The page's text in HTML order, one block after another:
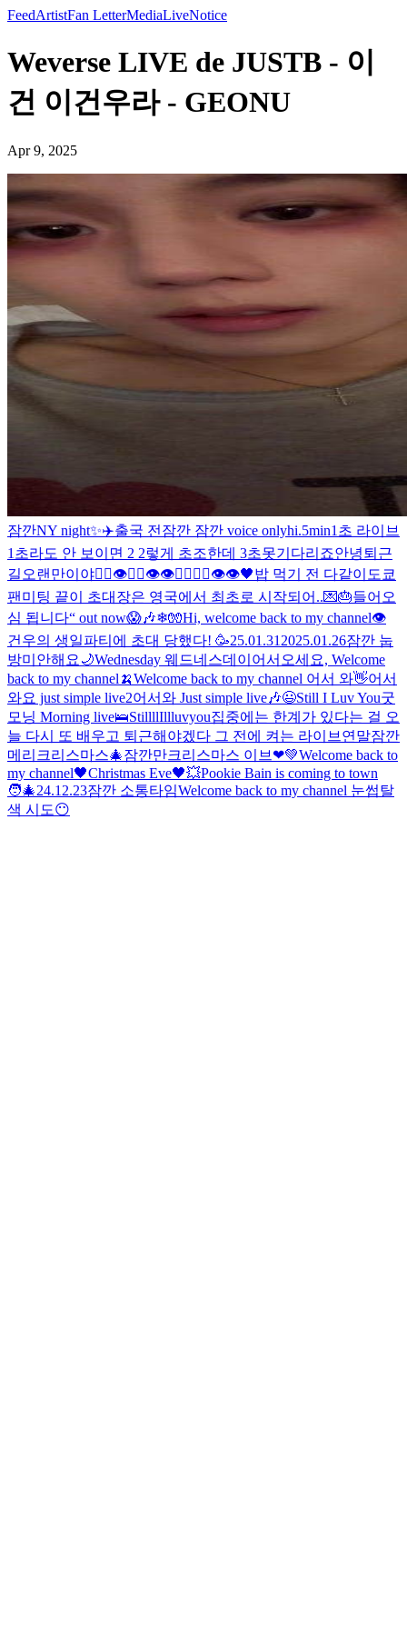
FeedArtistFan LetterMediaLiveNotice
Weverse LIVE de JUSTB - 이
건 이건우라 - GEONU
Apr 9, 2025
잠깐NY night✨✈️출국 전 잠깐 잠깐 voice onlyhi.5min1초 라이브
1초라도 안 보이면 2 2렇게 초조한데 3초못기다리죠안녕퇴근
길 오랜만이야🖐🏻👁🖐🏻👁👁🖐🏻🖐🏻👁👁🖤밥 먹기 전 다같이 도쿄
팬미팅 끝이 초대장은 영국에서 최초로 시작되어..💌🎂들어오
심 됩니다“ out now😱🎶❄🧤Hi, welcome back to my channel👁️
건우의 생일파티에 초대 당했다! 🥳25.01.31 2025.01.26잠깐 눕
방미안해요 🌙Wednesday 웨드네스데이 어서오세요, Welcome
back to my channel🍌Welcome back to my channel 어서 와👋어서
와요 just simple live2어서와 Just simple live🎶😃Still I Luv You굿
모닝 Morning live🛌StillllIllluvyou집중에는 한계가 있다는 걸 오
늘 다시 또 배우고 퇴근해야겠다 그 전에 켜는 라이브 연말잠깐
메리크리스마스🎄잠깐만크리스마스 이브❤💚Welcome back to
my channel🖤Christmas Eve🖤💥Pookie Bain is coming to town
🧑‍🎄24.12.23잠깐 소통타임Welcome back to my channel 눈썹탈
색 시도😶